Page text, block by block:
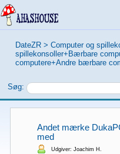
DateZR > Computer og
spillekonsoller+Bærbare
computere+Andre bærbare
Søg:
Andet mærke
med
Udgiver: Joachim H.